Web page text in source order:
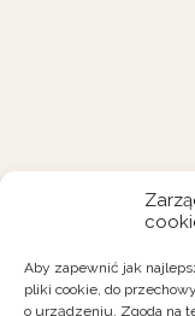
Aby zapewnić jak
pliki cookie, do
o urządzeniu. Zgoda na